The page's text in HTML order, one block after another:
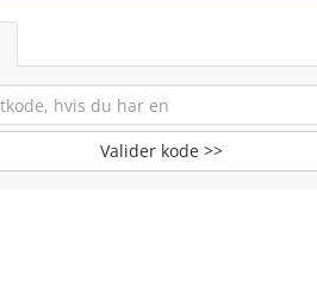
Valider kode >>